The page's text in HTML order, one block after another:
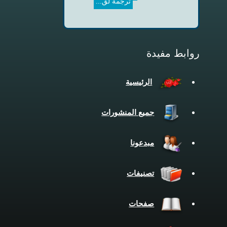
روابط مفيدة
الرئيسية
جميع المنشورات
مبدعونا
تصنيفات
صفحات